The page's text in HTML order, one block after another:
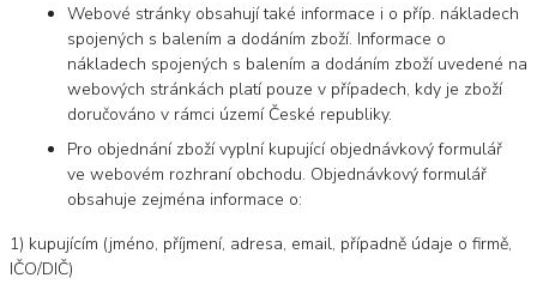
Webové stránky obsahují také informace i o příp. nákladech
spojených s balením a dodáním zboží. Informace o
nákladech spojených s balením a dodáním zboží uvedené na
webových stránkách platí pouze v případech, kdy je zboží
doručováno v rámci území České republiky.
Pro objednání zboží vyplní kupující objednávkový formulář
ve webovém rozhraní obchodu. Objednávkový formulář
obsahuje zejména informace o:
1) kupujícím (jméno, příjmení, adresa, email, případně údaje o firmě,
IČO/DIČ)